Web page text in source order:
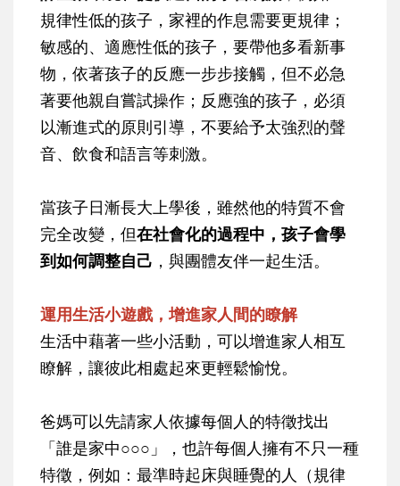
規律性低的孩子，家裡的作息需要更規律；
敏感的、適應性低的孩子，要帶他多看新事
物，依著孩子的反應一步步接觸，但不必急
著要他親自嘗試操作；反應強的孩子，必須
以漸進式的原則引導，不要給予太強烈的聲
音、飲食和語言等刺激。
當孩子日漸長大上學後，雖然他的特質不會
完全改變，但在社會化的過程中，孩子會學
到如何調整自己 ，與團體友伴一起生活。
運用生活小遊戲，增進家人間的瞭解
生活中藉著一些小活動，可以增進家人相互
瞭解，讓彼此相處起來更輕鬆愉悅。
爸媽可以先請家人依據每個人的特徵找出
「誰是家中○○○」，也許每個人擁有不只一種
特徵，例如：最準時起床與睡覺的人（規律